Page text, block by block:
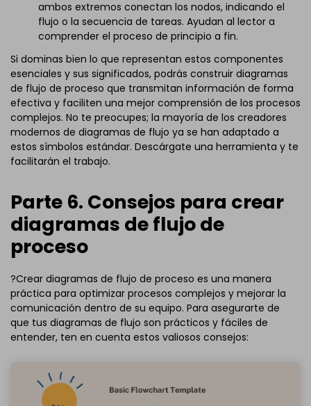
ambos extremos conectan los nodos, indicando el
flujo o la secuencia de tareas. Ayudan al lector a
comprender el proceso de principio a fin.
Si dominas bien lo que representan estos componentes
esenciales y sus significados, podrás construir diagramas
de flujo de proceso que transmitan información de forma
efectiva y faciliten una mejor comprensión de los procesos
complejos. No te preocupes; la mayoría de los creadores
modernos de diagramas de flujo ya se han adaptado a
estos símbolos estándar. Descárgate una herramienta y te
facilitarán el trabajo.
Parte 6. Consejos para crear
diagramas de flujo de
proceso
?Crear diagramas de flujo de proceso es una manera
práctica para optimizar procesos complejos y mejorar la
comunicación dentro de su equipo. Para asegurarte de
que tus diagramas de flujo son prácticos y fáciles de
entender, ten en cuenta estos valiosos consejos: